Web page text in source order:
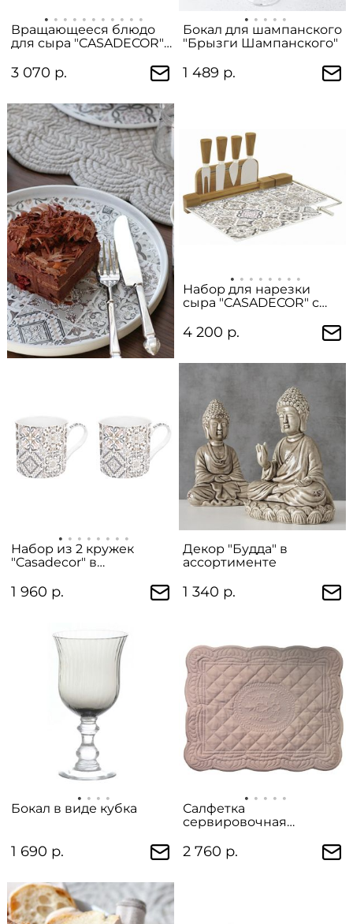
Вращающееся блюдо
для сыра "CASADECOR"
3 070 р.
Бокал для шампанского
"Брызги Шампанского"
1 489 р.
Набор для нарезки
сыра "CASADECOR" с
4 200 р.
Набор из 2 кружек
"Casadecor" в
1 960 р.
Декор "Будда" в
ассортименте
1 340 р.
Бокал в виде кубка
1 690 р.
Салфетка
сервировочная
2 760 р.